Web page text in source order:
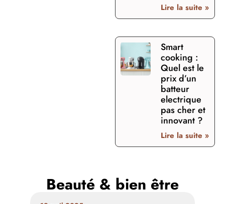
Lire la suite »
Smart
cooking :
Quel est le
prix d’un
batteur
electrique
pas cher et
innovant ?
Lire la suite »
Beauté & bien être